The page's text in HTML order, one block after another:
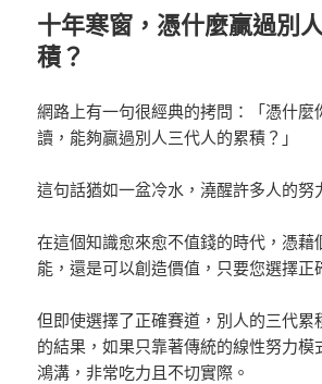
十年寒窗，憑什麼贏過別
積？
網路上有一句很經典的拷問：「憑什麼
讀，能夠贏過別人三代人的累積？」
這句話猶如一盆冷水，澆醒許多人的努
在這個知識愈來愈不值錢的時代，憑藉
能，還是可以創造價值，只要您選擇
但即使選擇了正確賽道，別人的三代累
的結果 ，如果只靠著傳統的線性努力模
鴻溝，非常吃力且不切實際。